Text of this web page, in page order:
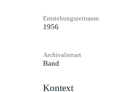
Entstehungszeitraum
1956
Archivalienart
Band
Kontext